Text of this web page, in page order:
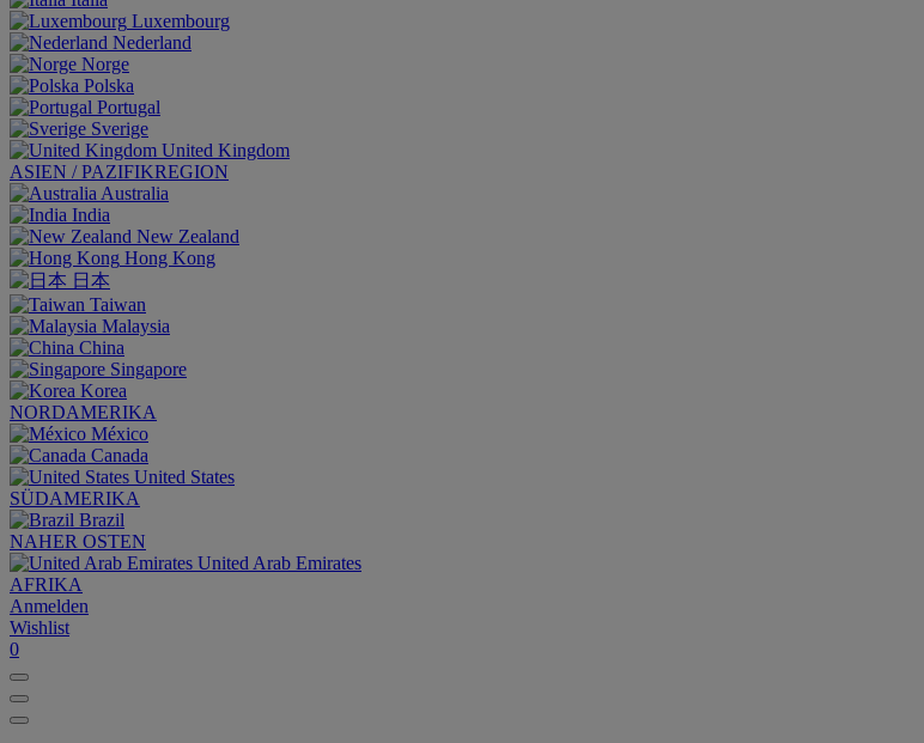
Luxembourg
Nederland
Norge
Polska
Portugal
Sverige
United Kingdom
ASIEN / PAZIFIKREGION
Australia
India
New Zealand
Hong Kong
日本
Taiwan
Malaysia
China
Singapore
Korea
NORDAMERIKA
México
Canada
United States
SÜDAMERIKA
Brazil
NAHER OSTEN
United Arab Emirates
AFRIKA
Anmelden
Wishlist
0